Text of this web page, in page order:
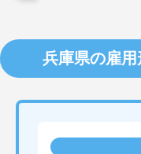
兵庫県の雇